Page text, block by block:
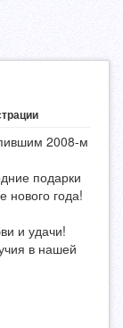
2008-м
подарки
нового года!
и удачи!
в нашей